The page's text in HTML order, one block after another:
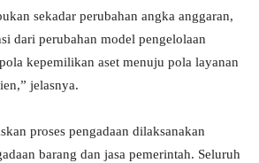
sekadar perubahan angka anggaran,
dari perubahan model pengelolaan
kepemilikan aset menuju pola layanan
jelasnya.
proses pengadaan dilaksanakan
barang dan jasa pemerintah. Seluruh